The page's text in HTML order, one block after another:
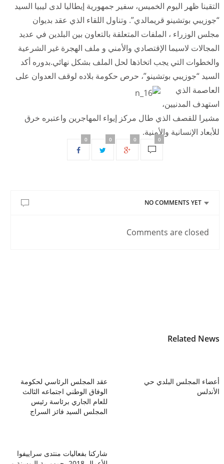
التقينا ظهر اليوم الخميس، سفير جمهورية إيطاليا لدى ليبيا السيد
“جوزيبي بوتشينو قريمالدي”. وتناول اللقاء الذي عقد بديوان
مجلس الوزراء ، الملفات المتعلقة بالتعاون بين البلدين في عديد
المجالات لاسيما الإقتصادي والأمني و ملف الهجرة غير الشرعية
والخطوات التي يجب اتخاذها لحل الملف بشكل نهائي.بدوره أكد
السيد “جوزيبي بوتشينو”، حرص حكومة بلاده لوقف العدوان على
العاصمة الذي
استهدف المدنيين،
مشيرا للقصف الذي طال مركز إيواء المهاجرين واعتبره خرق
للأبعاد الإنسانية والأمنية.
0 0 0 0
NO COMMENTS YET
Comments are closed
Related News
عقد المجلس الرئاسي لحكومة
الوفاق الوطني اجتماعه الثالث
للعام الجاري برئاسة رئيس
المجلس السيد فائز السراج
أعضاء المجلس البلدي حي
الأندلس
شاركنا بفعاليات منتدى سراييفوا